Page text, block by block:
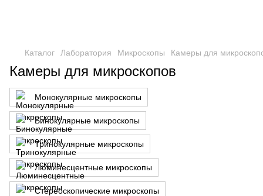
Каталог Лаборатория Микроскопы Камеры для
Камеры для микроскопов
Монокулярные микроскопы
Бинокулярные микроскопы
Тринокулярные микроскопы
Люминесцентные микроскопы
Стереоскопические микроскопы